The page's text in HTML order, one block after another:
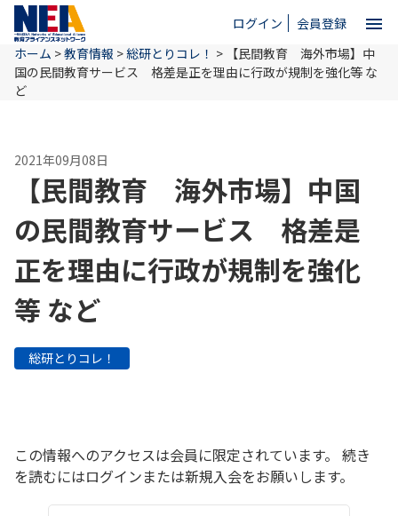
ログイン 会員登録 menu
close
NEAとは
教育情報
お問い合わせ
ホーム >教育情報 >総研とりコレ！ > 【民間教育 海外市場】中
国の民間教育サービス 格差是正を理由に行政が規制を強化等 な
ど
2021年09月08日
【民間教育 海外市場】中国
の民間教育サービス 格差是
正を理由に行政が規制を強化
等 など
総研とりコレ！
この情報へのアクセスは会員に限定されています。 続き
を読むにはログインまたは新規入会をお願いします。